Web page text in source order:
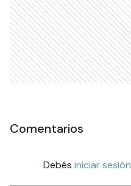
Comentarios
Debés iniciar sesión